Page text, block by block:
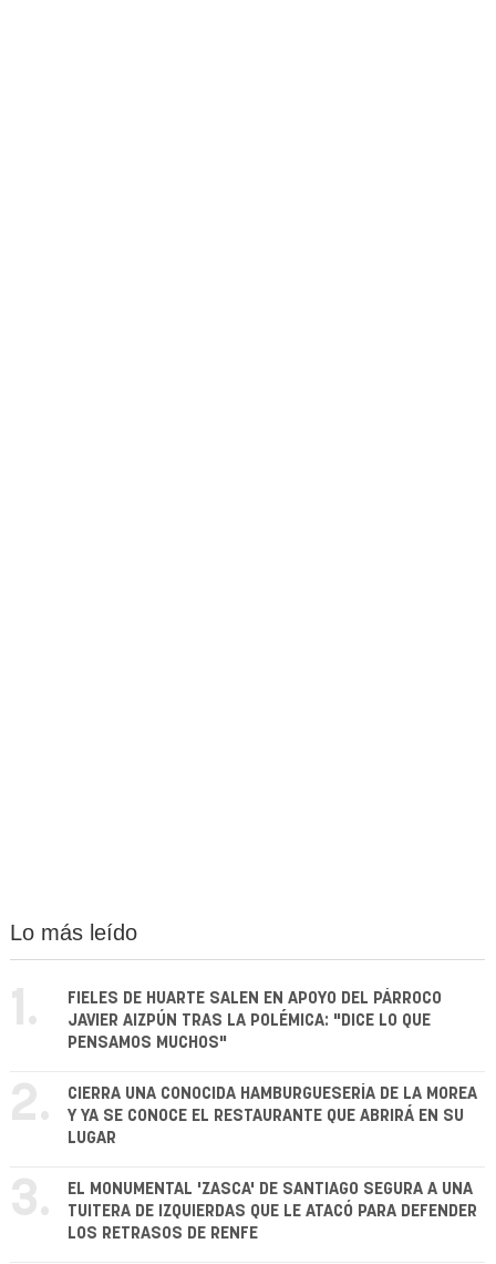
Lo más leído
1.
FIELES DE HUARTE SALEN EN APOYO DEL PÁRROCO
JAVIER AIZPÚN TRAS LA POLÉMICA: "DICE LO QUE
PENSAMOS MUCHOS"
2.
CIERRA UNA CONOCIDA HAMBURGUESERÍA DE LA MOREA
Y YA SE CONOCE EL RESTAURANTE QUE ABRIRÁ EN SU
LUGAR
3.
EL MONUMENTAL 'ZASCA' DE SANTIAGO SEGURA A UNA
TUITERA DE IZQUIERDAS QUE LE ATACÓ PARA DEFENDER
LOS RETRASOS DE RENFE